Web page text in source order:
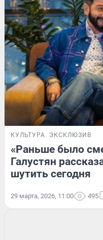
КУЛЬТУРА ЭКСКЛЮЗИВ
«Раньше было
Галустян
шутить сегодня
29 марта, 2026, 11:00 495